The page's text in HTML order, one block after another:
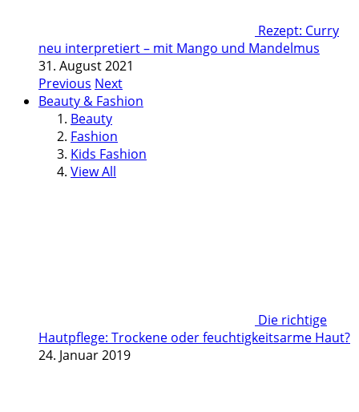
Rezept: Curry
neu interpretiert – mit Mango und Mandelmus
31. August 2021
Previous Next
Beauty & Fashion
Beauty
Fashion
Kids Fashion
View All
Die richtige
Hautpflege: Trockene oder feuchtigkeitsarme Haut?
24. Januar 2019